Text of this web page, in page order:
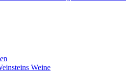
Weine